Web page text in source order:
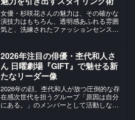
女優・杉咲花さんの魅力は、その確かな
演技力はもちろん、透明感あふれる雰囲
気と、洗練されたファッションセンスに
イプに基づいているのでしょうか？本記
事では、杉咲花さんの骨格...
2026年注目の俳優・杢代和人さ
ん 日曜劇場『GIFT』で魅せる新
たなリーダー像
2026年の顔、杢代和人が放つ圧倒的な存
在感次世代を担うグループ「原因は自分
にある。」のメンバーとして活動しなが